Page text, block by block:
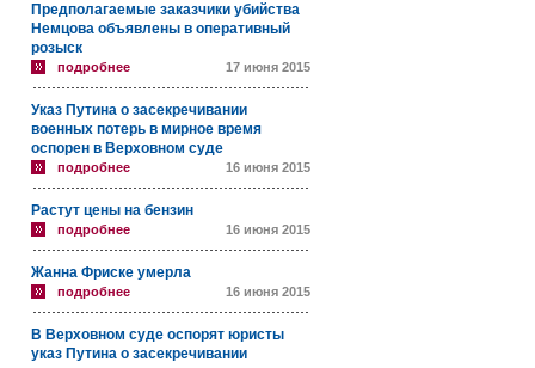
Предполагаемые заказчики убийства
Немцова объявлены в оперативный
розыск
подробнее 17 июня 2015
Указ Путина о засекречивании
военных потерь в мирное время
оспорен в Верховном суде
подробнее 16 июня 2015
Растут цены на бензин
подробнее 16 июня 2015
Жанна Фриске умерла
подробнее 16 июня 2015
В Верховном суде оспорят юристы
указ Путина о засекречивании